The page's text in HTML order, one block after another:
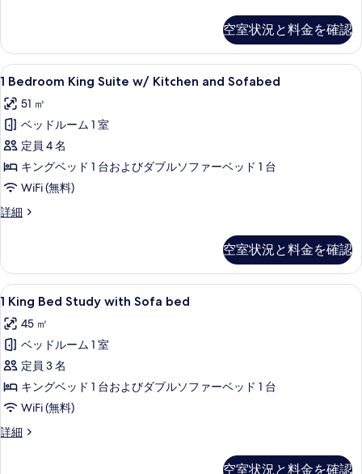
べ
て
の
写
真
を
表
示
す
PATIO
VIEW
の
細
空室状況と料金を確認
1
Bedroom
King
Suite
w/
Kitchen
and
Sofabed
の
べ
て
の
写
真
を
表
示
す
低刺激性寝具、羽毛の掛け布団、セ
5
1 Bedroom King Suite w/ Kitchen and Sofabed
51 ㎡
ベッドルーム 1 室
定員 4 名
キングベッド 1 台およびダブルソファーベッド 1 台
WiFi (無料)
詳細
1
w/
Kitchen
and
Sofabed
の
詳
細
空室状況と料金を確認
1
King
Bed
Study
with
Sofa
bed
の
42 インチの液晶テレビ (ケーブル放
4
1 King Bed Study with Sofa bed
45 ㎡
ベッドルーム 1 室
定員 3 名
キングベッド 1 台およびダブルソファーベッド 1 台
WiFi (無料)
詳細
1
空室状況と料金を確認